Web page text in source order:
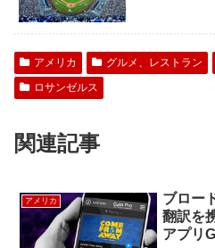
アメリカ グルメ、レストラン
ロサンゼルス
関連記事
アメリカ
ブロー
翻訳を
アプリ